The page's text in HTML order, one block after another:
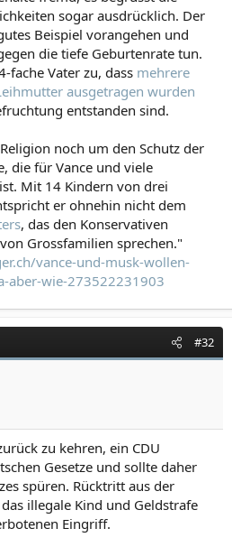
sogar ausdrücklich. Der
Beispiel vorangehen und
die tiefe Geburtenrate tun.
fache Vater zu, dass mehrere
ausgetragen wurden
entstanden sind.
noch um den Schutz der
die für Vance und viele
Mit 14 Kindern von drei
er ohnehin nicht dem
, das den Konservativen
Grossfamilien sprechen."
vance-und-musk-wollen-
aber-wie-273522231903
#32
zu kehren, ein CDU
Gesetze und sollte daher
spüren. Rücktritt aus der
illegale Kind und Geldstrafe
Eingriff.